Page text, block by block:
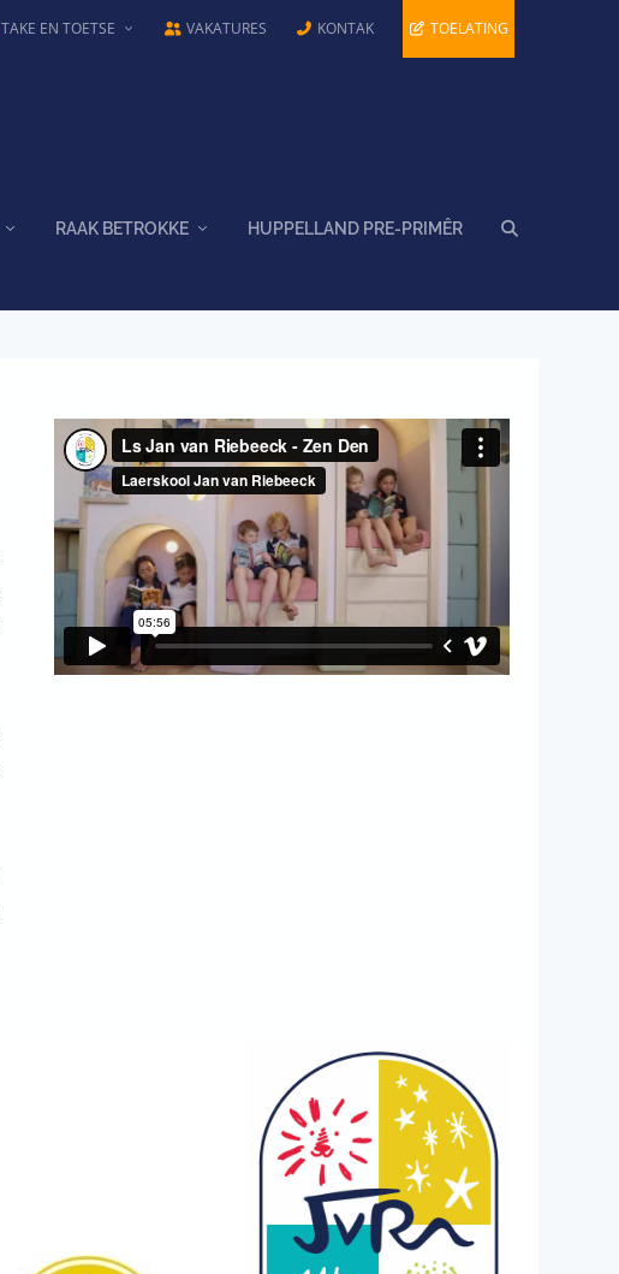
TAKE EN TOETSE VAKATURES KONTAK TOELATING
RAAK BETROKKE HUPPELLAND PRE-PRIMÊR